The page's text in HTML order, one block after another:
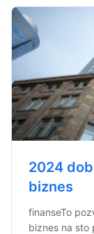
2024
biznes
finanseTo
biznes na sto